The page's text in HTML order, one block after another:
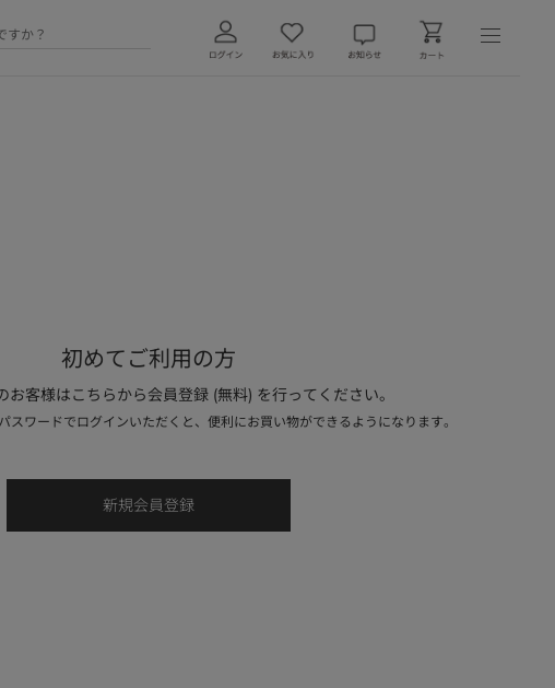
初めてご利用の方
お客様はこちらから会員登録 (無料) を行ってください。
スワードでログインいただくと、便利にお買い物ができるようになります。